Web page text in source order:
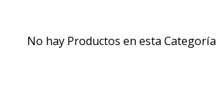
No hay Productos en esta Categoría